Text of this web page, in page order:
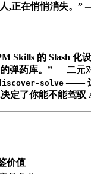
,正在悄悄消失。”
Skills 的 Slash 化
弹药库。” — 二元
solve——
定了你能不能驾驭
价值